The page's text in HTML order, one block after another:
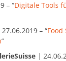
– “Digitale Tools
– “Food
“
|